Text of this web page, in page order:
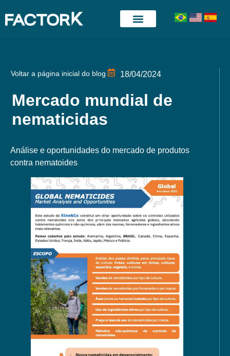
Voltar a página inicial do blog 18/04/2024
Mercado mundial de
nematicidas
Análise e oportunidades do mercado de produtos
contra nematoides